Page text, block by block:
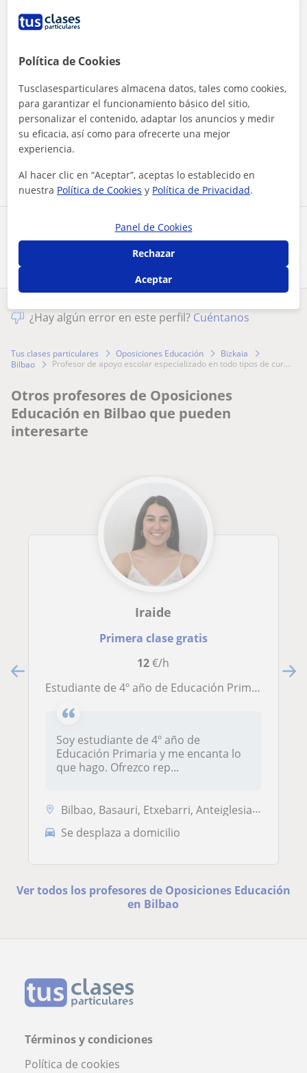
Comparte a este profesor
Al hacer clic, aceptas nuestroaviso legal y deprivacidad
¿Hay algún error en este perfil? Cuéntanos
Tus clases particulares Oposiciones Educación
Bizkaia
Bilbao
profesor de apoyo escolar especializado en todo tipos de cur...
Otros profesores de Oposiciones
Educación en Bilbao que pueden
interesarte
Iraide
Primera clase gratis
12€/h
Estudiante de 4º año de Educación Primaria ofrece clases particulares
Soy estudiante de 4º año de
Educación Primaria y me encanta lo
que hago. Ofrezco rep...
Bilbao, Basauri, Etxebarri, Anteiglesia de San Esteban-Etxebarri Do, ...
Se desplaza a domicilio
Ver todos los profesores de Oposiciones Educación
en Bilbao
Términos y condiciones
Política de cookies
Política de Cookies
Tusclasesparticulares almacena datos, tales como cookies,
para garantizar el funcionamiento básico del sitio,
personalizar el contenido, adaptar los anuncios y medir
su eficacia, así como para ofrecerte una mejor
experiencia.
Al hacer clic en “Aceptar”, aceptas lo establecido en
nuestra Política de Cookies y Política de Privacidad.
Panel de Cookies
Rechazar
Aceptar